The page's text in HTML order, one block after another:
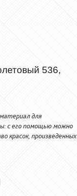
536,
для
с его помощью можно
красок, произведенных